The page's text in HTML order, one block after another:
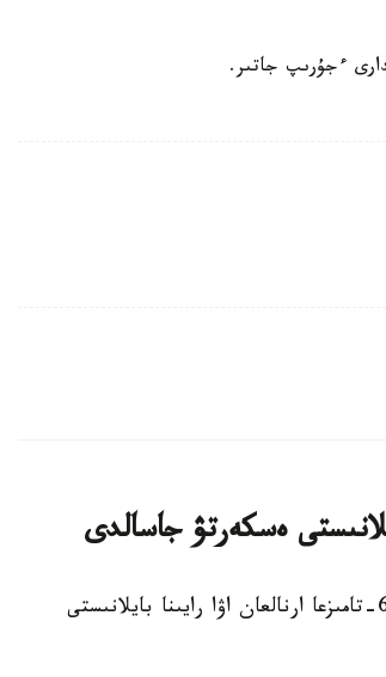
ءجۇرىپ جاتىر.
استانا. KAZINFORM - «قازگيدرومەت» ر م ك 2026 -جىلعى 6-تامىزعا ارنالعان اۋا رايىنا بايلانىستى